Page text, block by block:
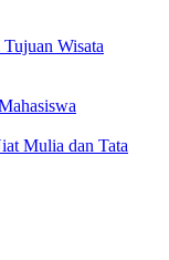
Wisata
Mulia dan Tata